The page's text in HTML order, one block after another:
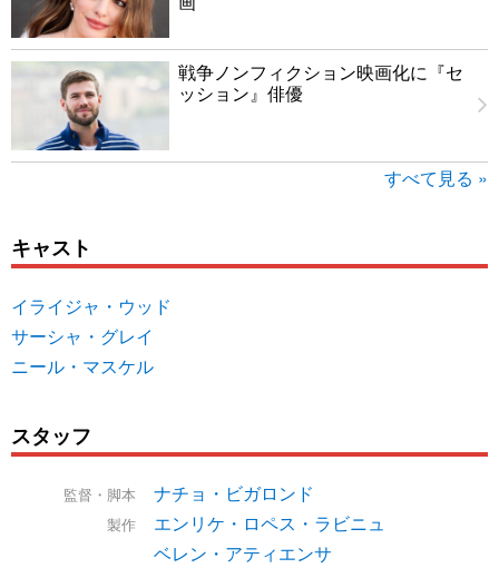
戦争ノンフィクション映画化に『セ
ッション』俳優
すべて見る »
キャスト
イライジャ・ウッド
サーシャ・グレイ
ニール・マスケル
スタッフ
監督・脚本 ナチョ・ビガロンド
製作
エンリケ・ロペス・ラビニュ
ベレン・アティエンサ